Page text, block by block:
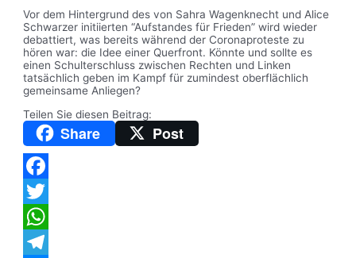
Vor dem Hintergrund des von Sahra Wagenknecht und Alice
Schwarzer initiierten “Aufstandes für Frieden” wird wieder
debattiert, was bereits während der Coronaproteste zu
hören war: die Idee einer Querfront. Könnte und sollte es
einen Schulterschluss zwischen Rechten und Linken
tatsächlich geben im Kampf für zumindest oberflächlich
gemeinsame Anliegen?
Teilen Sie diesen Beitrag:
Share Post
Facebook
Twitter
WhatsApp